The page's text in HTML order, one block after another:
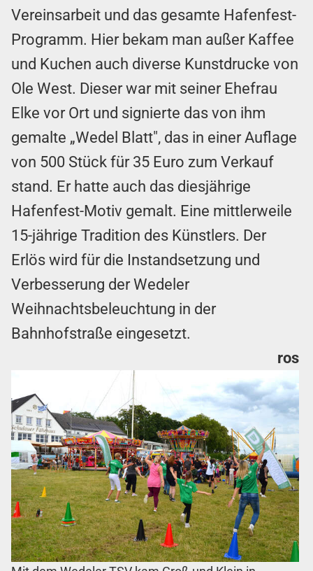
Vereinsarbeit und das gesamte Hafenfest-
Programm. Hier bekam man außer Kaffee
und Kuchen auch diverse Kunstdrucke von
Ole West. Dieser war mit seiner Ehefrau
Elke vor Ort und signierte das von ihm
gemalte „Wedel Blatt", das in einer Auflage
von 500 Stück für 35 Euro zum Verkauf
stand. Er hatte auch das diesjährige
Hafenfest-Motiv gemalt. Eine mittlerweile
15-jährige Tradition des Künstlers. Der
Erlös wird für die Instandsetzung und
Verbesserung der Wedeler
Weihnachtsbeleuchtung in der
Bahnhofstraße eingesetzt.
ros